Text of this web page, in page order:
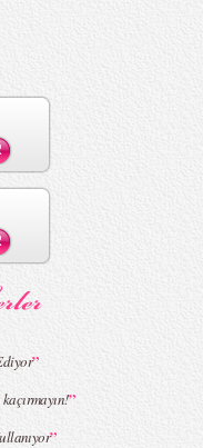
”
”
”